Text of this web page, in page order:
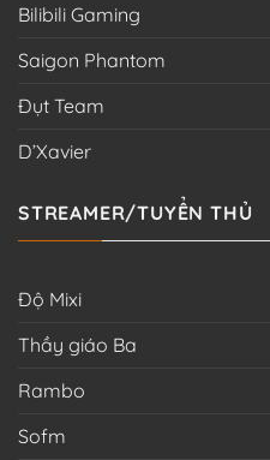
Bilibili Gaming
Saigon Phantom
Đụt Team
D’Xavier
STREAMER/TUYỂN THỦ
Độ Mixi
Thầy giáo Ba
Rambo
Sofm